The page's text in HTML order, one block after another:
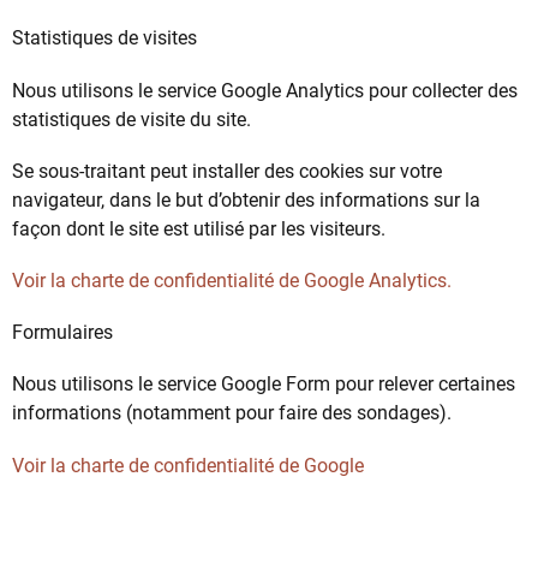
Statistiques de visites
Nous utilisons le service Google Analytics pour collecter des
statistiques de visite du site.
Se sous-traitant peut installer des cookies sur votre
navigateur, dans le but d’obtenir des informations sur la
façon dont le site est utilisé par les visiteurs.
Voir la charte de confidentialité de Google Analytics.
Formulaires
Nous utilisons le service Google Form pour relever certaines
informations (notamment pour faire des sondages).
Voir la charte de confidentialité de Google